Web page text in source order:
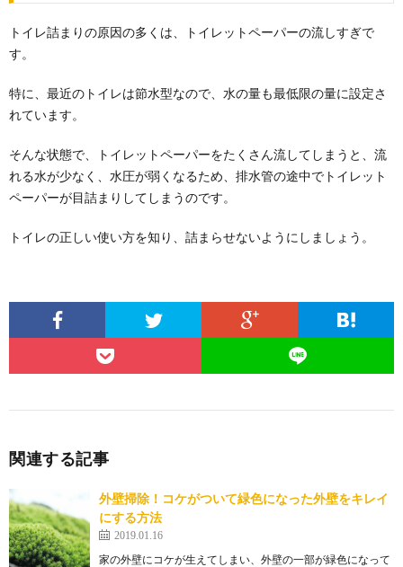
トイレ詰まりの原因の多くは、トイレットペーパーの流しすぎで
す。
特に、最近のトイレは節水型なので、水の量も最低限の量に設定さ
れています。
そんな状態で、トイレットペーパーをたくさん流してしまうと、流
れる水が少なく、水圧が弱くなるため、排水管の途中でトイレット
ペーパーが目詰まりしてしまうのです。
トイレの正しい使い方を知り、詰まらせないようにしましょう。
関連する記事
外壁掃除！コケがついて緑色になった外壁をキレイ
にする方法
2019.01.16
家の外壁にコケが生えてしまい、外壁の一部が緑色になって